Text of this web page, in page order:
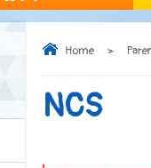
Home >
NCS